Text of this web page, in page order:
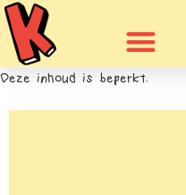
Deze inhoud is beperkt.